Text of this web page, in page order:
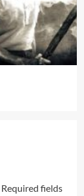
Required fields